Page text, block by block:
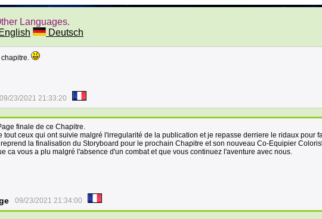
Languages.
English Deutsch
09/23/2021 21:33:20
finale de ce Chapitre.
tout ceux qui ont suivie malgré l'irregularité de la publication et je repasse derriere le ridaux pour
la finalisation du Storyboard pour le prochain Chapitre et son nouveau Co-Equipier
ca vous a plu malgré l'absence d'un combat et que vous continuez l'aventure avec nous.
09/23/2021 21:34:00